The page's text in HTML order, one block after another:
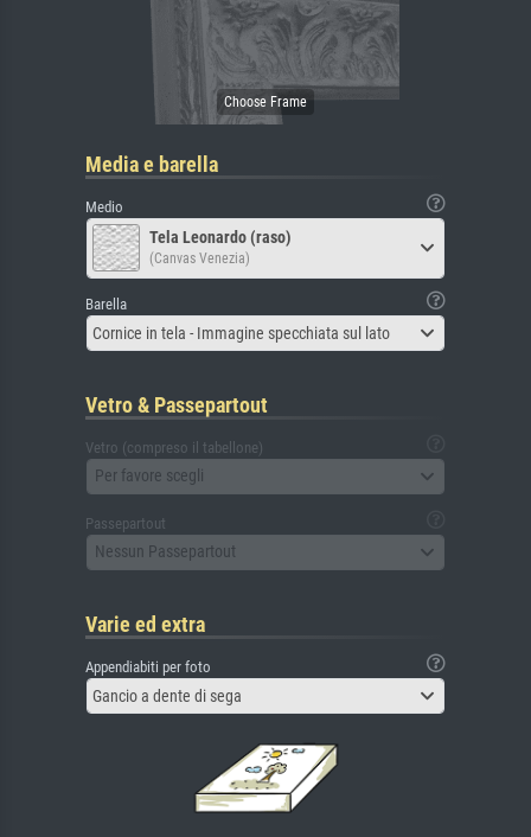
Media e barella
Medio
Tela Leonardo (raso)
(Canvas Venezia)
Barella
Cornice in tela - Immagine specchiata sul lato
Vetro & Passepartout
Vetro (compreso il tabellone)
Per favore scegli
Passepartout
Nessun Passepartout
Varie ed extra
Appendiabiti per foto
Gancio a dente di sega